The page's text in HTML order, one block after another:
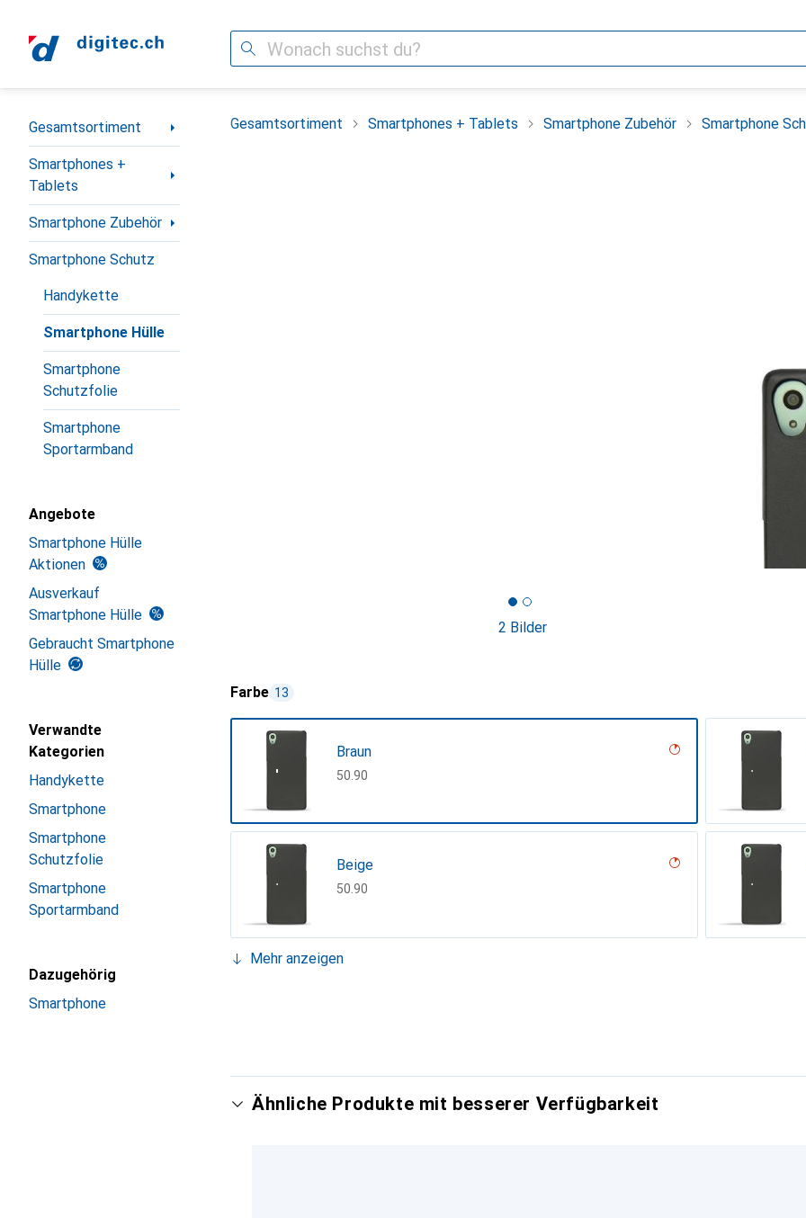
Suche
Navigation nach Kategorien
Gesamtsortiment
Smartphones +
Tablets
Smartphone Zubehör
Smartphone Schutz
Handykette
Smartphone Hülle
Smartphone
Schutzfolie
Smartphone
Sportarmband
Angebote
Smartphone Hülle
Aktionen
Ausverkauf
Smartphone Hülle
Gebraucht Smartphone
Hülle
Verwandte
Kategorien
Handykette
Smartphone
Smartphone
Schutzfolie
Smartphone
Sportarmband
Dazugehörig
Smartphone
Gesamtsortiment Smartphones + Tablets Smartphone Zubehör Smartphone
2 Bilder
Farbe 13
Braun
CHF
50.90
Beige
CHF
50.90
Mehr anzeigen
Ähnliche Produkte mit besserer Verfügbarkeit